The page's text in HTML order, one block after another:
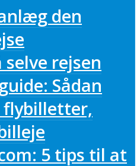
den
selve rejsen
Sådan
5 tips til at